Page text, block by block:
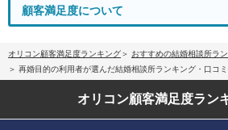
顧客満足度について
オリコン顧客満足度ランキング
おすすめの結婚相談所ラ
再婚目的の利用者が選んだ結婚相談所ランキング・口コ
オリコン顧客満足度ラン